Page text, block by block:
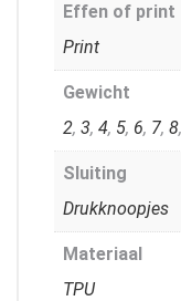
Effen of print
Print
Gewicht
2, 3, 4, 5, 6, 7, 8,
Sluiting
Drukknoopjes
Materiaal
TPU